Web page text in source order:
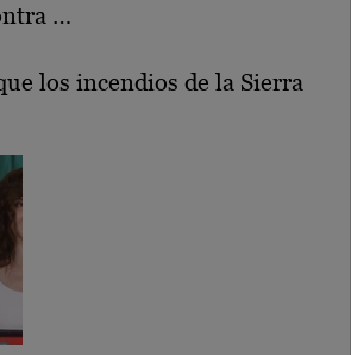
…
los incendios de la Sierra